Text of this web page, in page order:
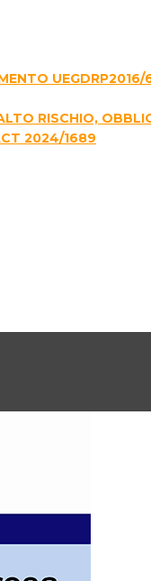
UEGDRP2016/
RISCHIO,
2024/1689